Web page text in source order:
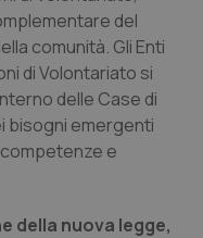
del
comunità. Gli Enti
di Volontariato si
delle Case di
bisogni emergenti
e
della nuova legge,